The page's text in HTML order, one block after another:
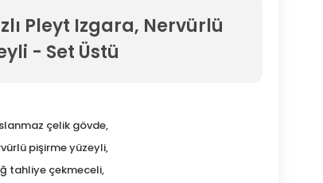
Pleyt Izgara, Nervürlü
- Set Üstü
çelik gövde,
pişirme yüzeyli,
tahliye çekmeceli,